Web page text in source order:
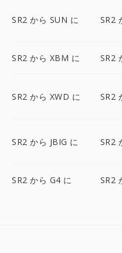
SR2 から SUN に SR2
SR2 から XBM に SR2
SR2 から XWD に SR2
SR2 から JBIG に SR2
SR2 から G4 に SR2